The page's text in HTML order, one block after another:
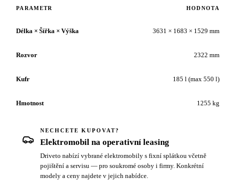
PARAMETR HODNOTA
Délka × Šířka × Výška 3631 × 1683 × 1529 mm
Rozvor 2322 mm
Kufr 185 l (max 550 l)
Hmotnost 1255 kg
NECHCETE KUPOVAT?
Elektromobil na operativní leasing
Driveto nabízí vybrané elektromobily s fixní splátkou včetně
pojištění a servisu — pro soukromé osoby i firmy. Konkrétní
modely a ceny najdete v jejich nabídce.